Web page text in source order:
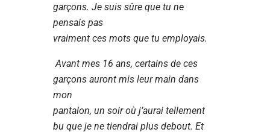
garçons. Je suis sûre que tu ne
pensais pas
vraiment ces mots que tu employais.
Avant mes 16 ans, certains de ces
garçons auront mis leur main dans
mon
pantalon, un soir où j’aurai tellement
bu que je ne tiendrai plus debout. Et